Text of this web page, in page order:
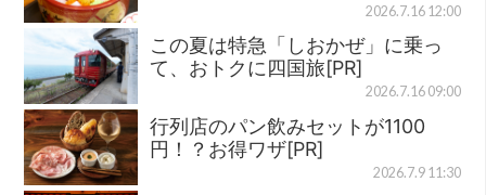
2026.7.16 12:00
この夏は特急「しおかぜ」に乗っ
て、おトクに四国旅[PR]
2026.7.16 09:00
行列店のパン飲みセットが1100
円！？お得ワザ[PR]
2026.7.9 11:30